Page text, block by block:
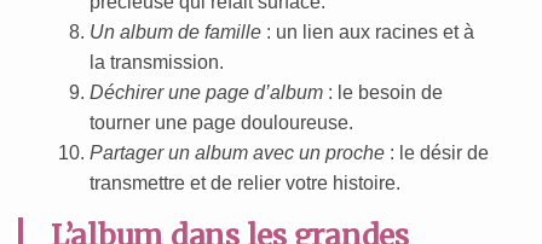
Un album de famille: un lien aux racines et à
la transmission.
Déchirer une page d’album: le besoin de
tourner une page douloureuse.
Partager un album avec un proche: le désir de
transmettre et de relier votre histoire.
L’album dans les grandes